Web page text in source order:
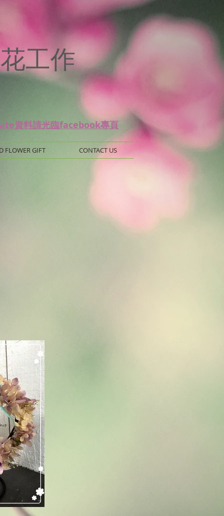
花工作
資料請光臨facebook專頁
FLOWER GIFT CONTACT US